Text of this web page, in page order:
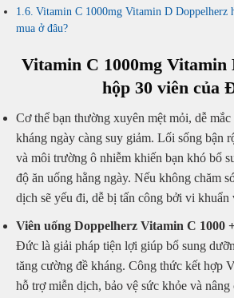
Vitamin C 1000mg Vitamin D Doppelherz
mua ở đâu?
Vitamin C 1000mg Vitamin
hộp 30 viên của
Cơ thể bạn thường xuyên mệt mỏi, dễ
kháng ngày càng suy giảm. Lối sống bận
và môi trường ô nhiễm khiến bạn khó bổ
độ ăn uống hằng ngày. Nếu không chăm
dịch sẽ yếu đi, dễ bị tấn công bởi vi khuẩn
Viên uống Doppelherz Vitamin C 1000
Đức là giải pháp tiện lợi giúp bổ sung
tăng cường đề kháng. Công thức kết hợp
hỗ trợ miễn dịch, bảo vệ sức khỏe và